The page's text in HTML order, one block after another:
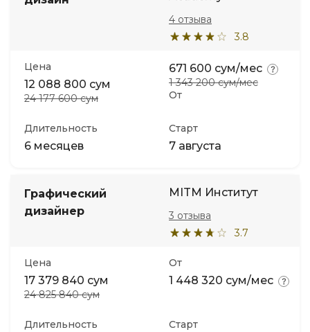
3.8
4 отзыва
Цена
12 088 800 сум
24 177 600 сум От
671 600 сум/мес
1 343 200 сум/мес
Длительность
6 месяцев
Старт
7 августа
Графический
дизайнер
MITM Институт
3.7
3 отзыва
Цена
17 379 840 сум
24 825 840 сум
От
1 448 320 сум/мес
Длительность Старт